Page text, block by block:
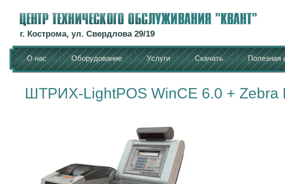
г. Кострома, ул. Свердлова 29/19
О нас Оборудование Услуги Скачать Полезная
ШТРИХ-LightPOS WinCE 6.0 + Zebra